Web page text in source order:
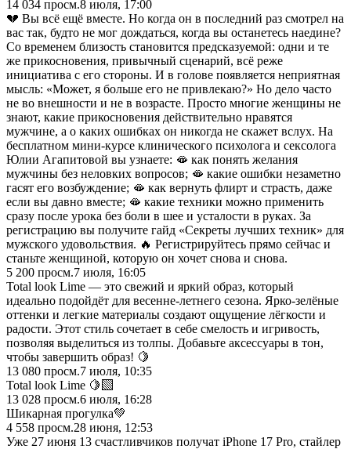
14 034 просм.8 июля, 17:00
💔 Вы всё ещё вместе. Но когда он в последний раз смотрел на
вас так, будто не мог дождаться, когда вы останетесь наедине?
Со временем близость становится предсказуемой: одни и те
же прикосновения, привычный сценарий, всё реже
инициатива с его стороны. И в голове появляется неприятная
мысль: «Может, я больше его не привлекаю?» Но дело часто
не во внешности и не в возрасте. Просто многие женщины не
знают, какие прикосновения действительно нравятся
мужчине, а о каких ошибках он никогда не скажет вслух. На
бесплатном мини-курсе клинического психолога и сексолога
Юлии Агапитовой вы узнаете: 🫦 как понять желания
мужчины без неловких вопросов; 🫦 какие ошибки незаметно
гасят его возбуждение; 🫦 как вернуть флирт и страсть, даже
если вы давно вместе; 🫦 какие техники можно применить
сразу после урока без боли в шее и усталости в руках. За
регистрацию вы получите гайд «Секреты лучших техник» для
мужского удовольствия. 🔥 Регистрируйтесь прямо сейчас и
станьте женщиной, которую он хочет снова и снова.
5 200 просм.7 июля, 16:05
Total look Lime — это свежий и яркий образ, который
идеально подойдёт для весенне-летнего сезона. Ярко-зелёные
оттенки и легкие материалы создают ощущение лёгкости и
радости. Этот стиль сочетает в себе смелость и игривость,
позволяя выделиться из толпы. Добавьте аксессуары в тон,
чтобы завершить образ! 🍋
13 080 просм.7 июля, 10:35
Total look Lime 🍋‍🟩
13 028 просм.6 июля, 16:28
Шикарная прогулка💚
4 558 просм.28 июня, 12:53
Уже 27 июня 13 счастливчиков получат iPhone 17 Pro, стайлер